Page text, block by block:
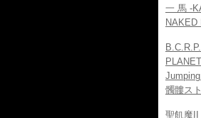
一 馬 -
NAKED
髑髏ス
聖飢魔II